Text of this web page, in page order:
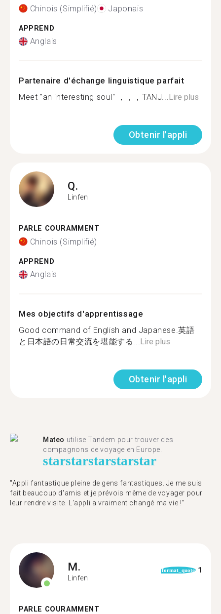
Chinois (Simplifié) Japonais
APPREND
Anglais
Partenaire d'échange linguistique parfait
Meet "an interesting soul" ，，，TANJ...Lire plus
Obtenir l'appli
Q.
Linfen
PARLE COURAMMENT
Chinois (Simplifié)
APPREND
Anglais
Mes objectifs d'apprentissage
Good command of English and Japanese.英語
と日本語の日常交流を堪能する...Lire plus
Obtenir l'appli
Mateo utilise Tandem pour trouver des
compagnons de voyage en Europe.
starstarstarstarstar
"Appli fantastique pleine de gens fantastiques. Je me suis
fait beaucoup d'amis et je prévois même de voyager pour
leur rendre visite. L'appli a vraiment changé ma vie !"
M.
Linfen
format_quote 1
PARLE COURAMMENT